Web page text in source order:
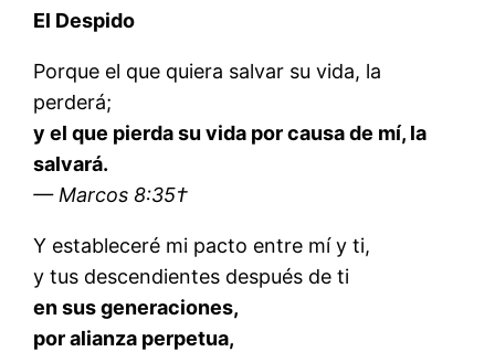
El Despido
Porque el que quiera salvar su vida, la
perderá;
y el que pierda su vida por causa de mí, la
salvará.
— Marcos 8:35†
Y estableceré mi pacto entre mí y ti,
y tus descendientes después de ti
en sus generaciones,
por alianza perpetua,